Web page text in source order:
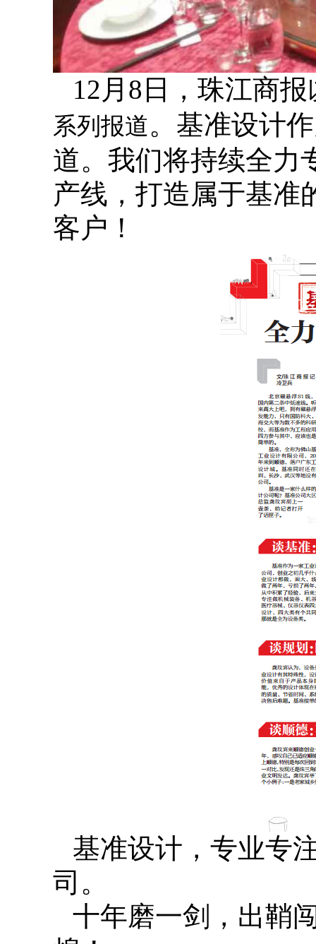
12月8日，珠江商报
系列报道。基准设计
道。我们将持续全力
产线，打造属于基准
客户！
基准设计，专业专
司。
十年磨一剑，出鞘